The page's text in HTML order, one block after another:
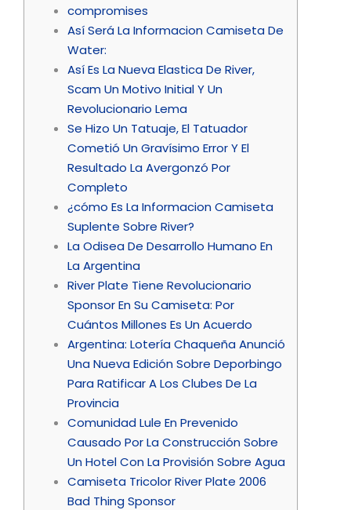
compromises
Así Será La Informacion Camiseta De
Water:
Así Es La Nueva Elastica De River,
Scam Un Motivo Initial Y Un
Revolucionario Lema
Se Hizo Un Tatuaje, El Tatuador
Cometió Un Gravísimo Error Y El
Resultado La Avergonzó Por
Completo
¿cómo Es La Informacion Camiseta
Suplente Sobre River?
La Odisea De Desarrollo Humano En
La Argentina
River Plate Tiene Revolucionario
Sponsor En Su Camiseta: Por
Cuántos Millones Es Un Acuerdo
Argentina: Lotería Chaqueña Anunció
Una Nueva Edición Sobre Deporbingo
Para Ratificar A Los Clubes De La
Provincia
Comunidad Lule En Prevenido
Causado Por La Construcción Sobre
Un Hotel Con La Provisión Sobre Agua
Camiseta Tricolor River Plate 2006
Bad Thing Sponsor